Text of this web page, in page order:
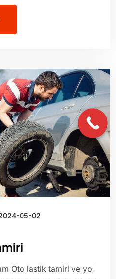
05-02
Oto lastik tamiri ve yol